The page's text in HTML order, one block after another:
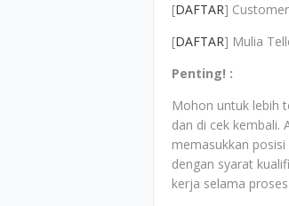
[DAFTAR]
[DAFTAR] Mulia
Penting! :
Mohon untuk lebih
dan di cek kembali.
memasukkan
dengan syarat
kerja selama